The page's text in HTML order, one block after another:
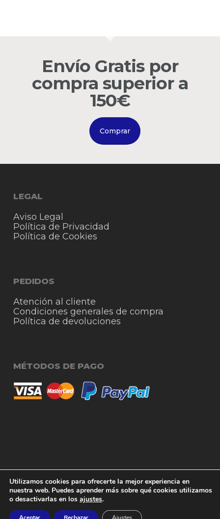
carrito.
Go to shop
Subtotal: 0,00
Ver carrito
Envío Gratis por
compra superior a
150€
Comprar
LEGAL
Aviso Legal
Política de Privacidad
Política de Cookies
PEDIDOS
Atención al cliente
Condiciones generales de compra
Política de devoluciones
MÉTODOS DE PAGO
© 2026 RigmoSur. Proyecto realizado por Grado
Creativo Agencia de Publicidad
facebookinstagramwhatsappphone
Utilizamos cookies para ofrecerte la mejor experiencia en
nuestra web. Puedes aprender más sobre qué cookies utilizamos
o desactivarlas en los ajustes.